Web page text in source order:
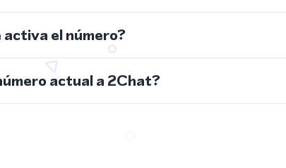
el número?
actual a 2Chat?